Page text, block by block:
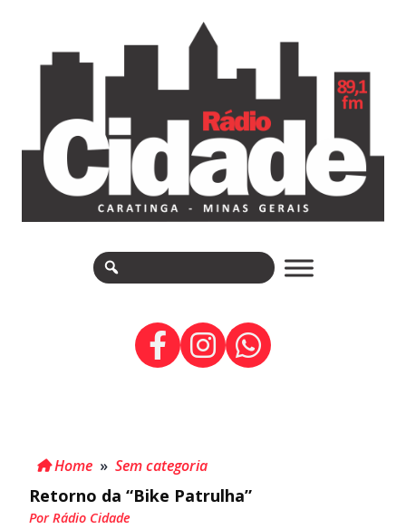
Home » Sem categoria
Retorno da “Bike Patrulha”
Por Rádio Cidade